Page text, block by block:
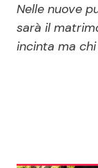
Nelle nuove
sarà il
incinta ma